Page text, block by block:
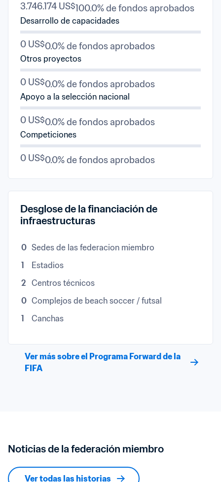
3.746.174 US$100.0% de fondos aprobados
Desarrollo de capacidades
0 US$0.0% de fondos aprobados
Otros proyectos
0 US$0.0% de fondos aprobados
Apoyo a la selección nacional
0 US$0.0% de fondos aprobados
Competiciones
0 US$0.0% de fondos aprobados
Desglose de la financiación de
infraestructuras
0 Sedes de las federacion miembro
1
Estadios
2 Centros técnicos
0 Complejos de beach soccer / futsal
1
Canchas
Ver más sobre el Programa Forward de la
FIFA
Noticias de la federación miembro
Ver todas las historias